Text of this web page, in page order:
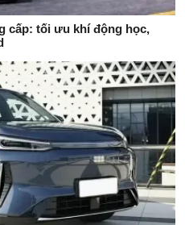
cấp: tối ưu khí động học,